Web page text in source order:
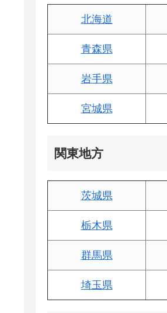
北海道
青森県
岩手県
宮城県
関東地方
茨城県
栃木県
群馬県
埼玉県